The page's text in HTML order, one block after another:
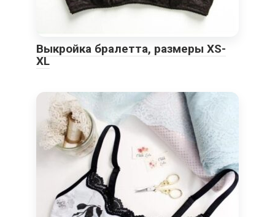
Выкройка бралетта, размеры XS-
XL